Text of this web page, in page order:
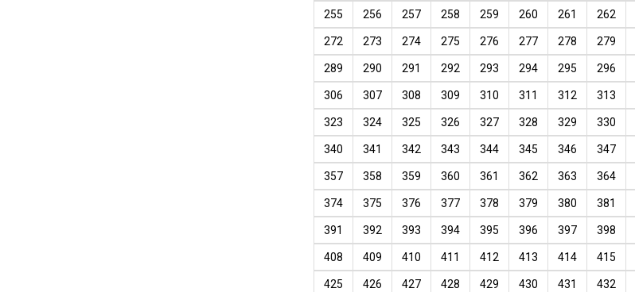
255 256 257 258 259 260 261 262
272 273 274 275 276 277 278 279
289 290 291 292 293 294 295 296
306 307 308 309 310 311 312 313
323 324 325 326 327 328 329 330
340 341 342 343 344 345 346 347
357 358 359 360 361 362 363 364
374 375 376 377 378 379 380 381
391 392 393 394 395 396 397 398
408 409 410 411 412 413 414 415
425 426 427 428 429 430 431 432